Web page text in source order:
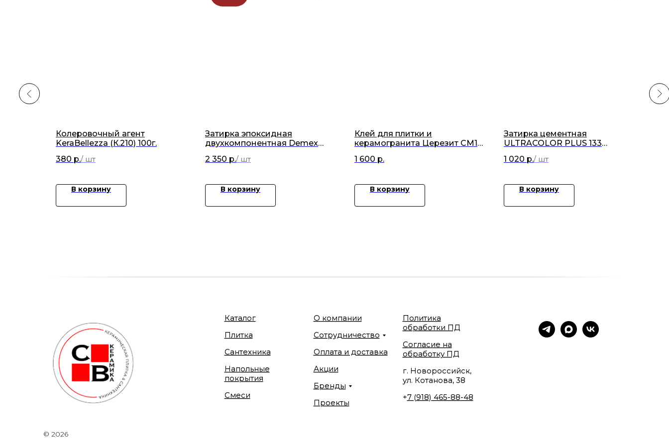
Колеровочный агент
KeraBellezza (К.210) 100г.
380 р.
В корзину
Затирка эпоксидная
двухкомпонентная Demex
2 350 р.
В корзину
Клей для плитки и
керамогранита Церезит СМ16
1 600 р.
В корзину
Затирка цементная
ULTRACOLOR PLUS 133
1 020 р.
В корзину
© 2026
Каталог
Плитка
Сантехника
Напольные
покрытия
Смеси
О компании
Сотрудничество
Оплата и доставка
Акции
Бренды
Проекты
Политика
обработки ПД
Согласие на
обработку ПД
г. Новороссийск,
ул. Котанова, 38
+7 (918) 465-88-48